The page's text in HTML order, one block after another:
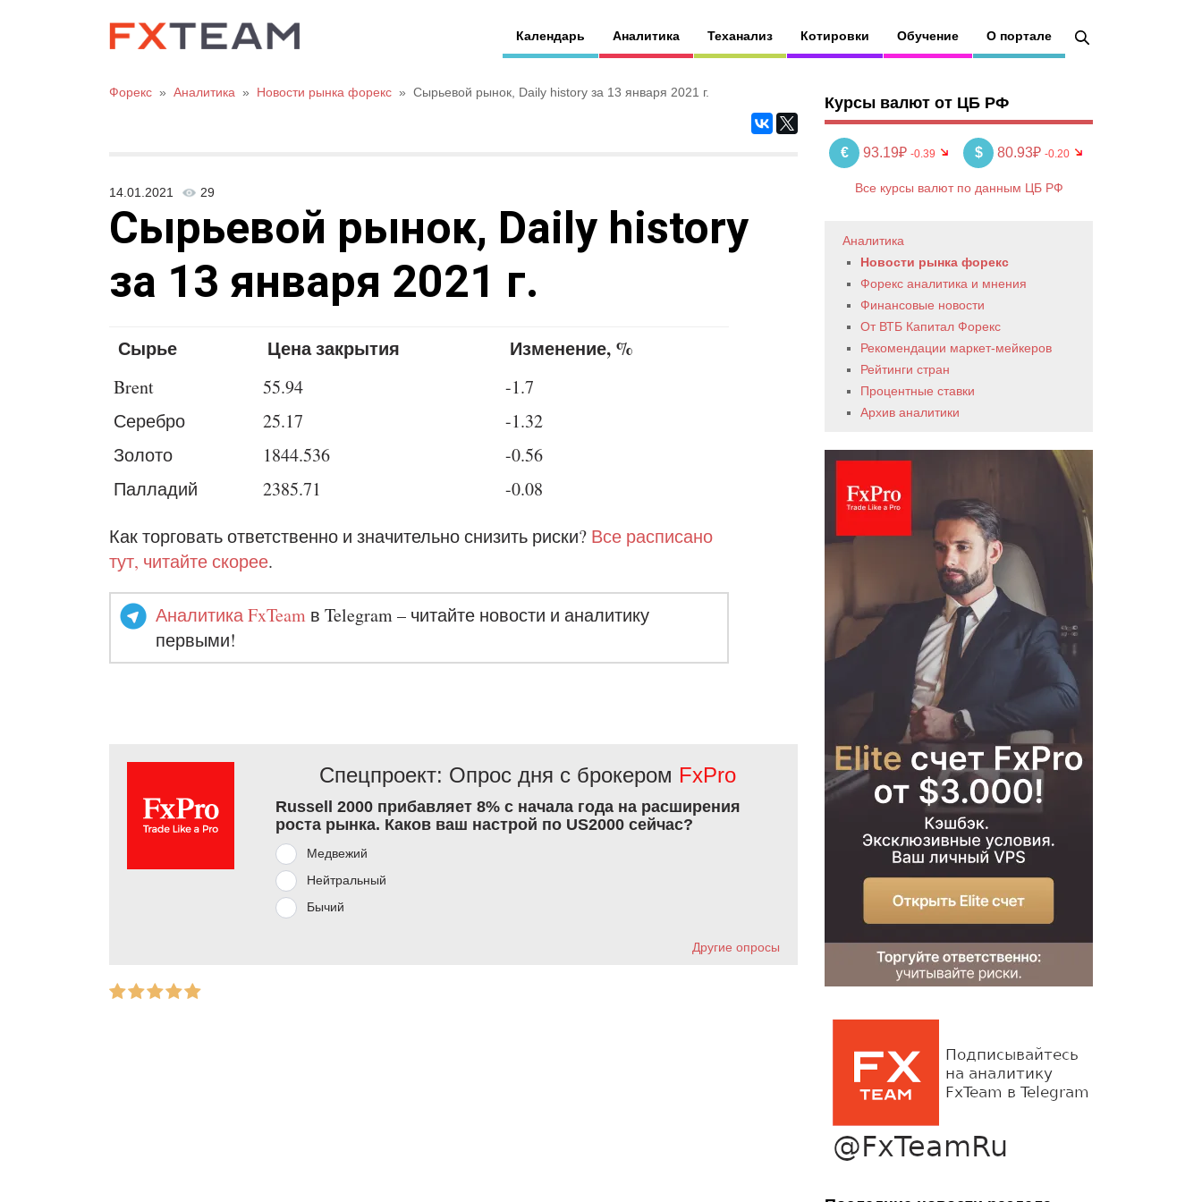
Календарь Аналитика Теханализ Котировки Обучение О портале
Форекс » Аналитика » Новости рынка форекс » Сырьевой рынок, Daily history за 13 января 2021 г.
14.01.2021 29
Сырьевой рынок, Daily history
за 13 января 2021 г.
Сырье Цена закрытия Изменение, %
Brent 55.94
-1.7
Серебро
25.17
-1.32
Золото
1844.536
-0.56
Палладий
2385.71
-0.08
Как торговать ответственно и значительно снизить риски? Все расписано
тут, читайте скорее.
Аналитика FxTeam в Telegram – читайте новости и аналитику
первыми!
Спецпроект: Опрос дня с брокером FxPro
Russell 2000 прибавляет 8% с начала года на расширения
роста рынка. Каков ваш настрой по US2000 сейчас?
Медвежий
Нейтральный
Бычий
Другие опросы
Курсы валют от ЦБ РФ
€ 93.19₽ -0.39 $ 80.93₽ -0.20
Все курсы валют по данным ЦБ РФ
Аналитика
Новости рынка форекс
Форекс аналитика и мнения
Финансовые новости
От ВТБ Капитал Форекс
Рекомендации маркет-мейкеров
Рейтинги стран
Процентные ставки
Архив аналитики